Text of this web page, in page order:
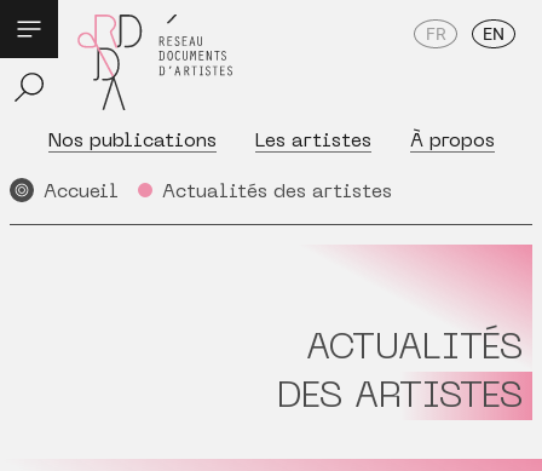
Nos publications Les artistes À propos
FR EN
Accueil Actualités des artistes
ACTUALITÉS
DES ARTISTES